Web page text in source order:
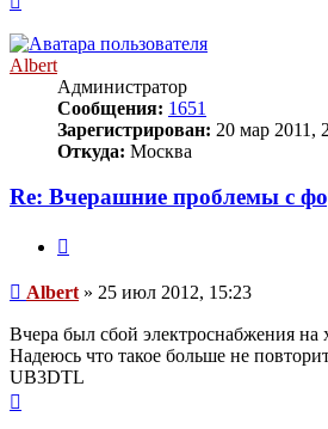
началу
Albert
Администратор
Сообщения: 1651
Зарегистрирован: 20 мар 2011,
Откуда: Москва
Re: Вчерашние проблемы с
Сообщение
Albert » 25 июл 2012, 15:23
Вчера был сбой электроснабжения на
Надеюсь что такое больше не
UB3DTL